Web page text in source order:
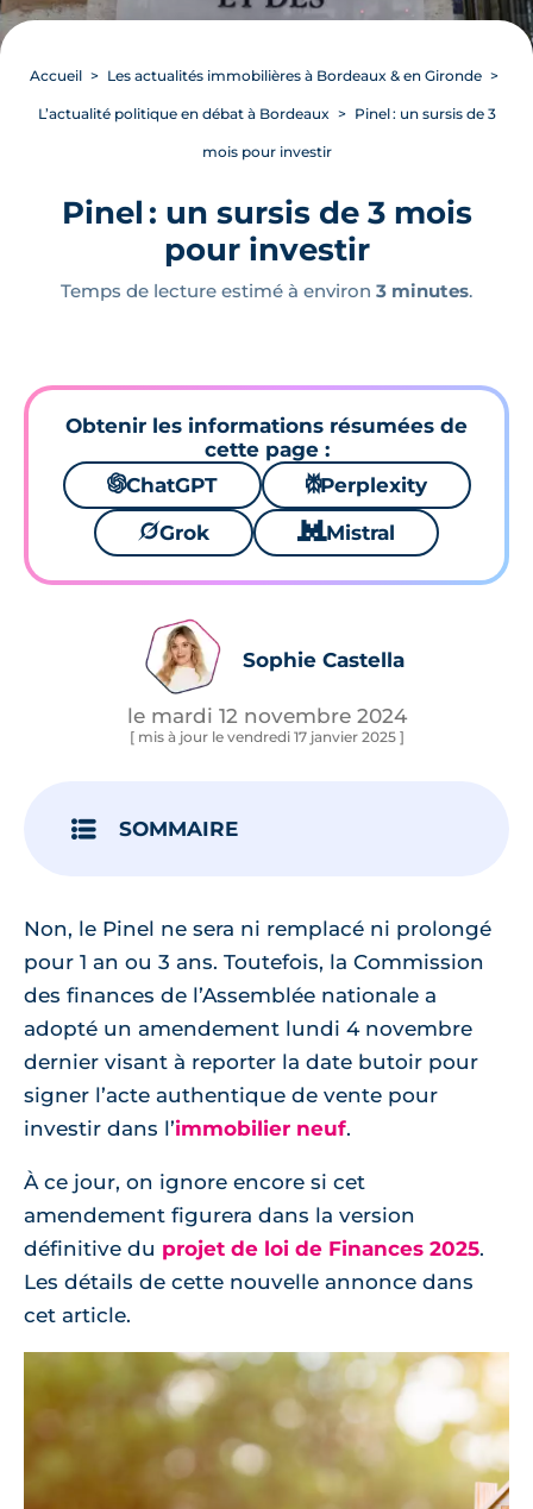
Accueil Les actualités immobilières à Bordeaux & en Gironde
L’actualité politique en débat à Bordeaux Pinel : un sursis de 3
mois pour investir
Pinel : un sursis de 3 mois
pour investir
Temps de lecture estimé à environ 3 minutes.
Obtenir les informations résumées de
cette page :
🌌ChatGPT ⚙Perplexity
🪐Grok 🐱 Mistral
Sophie Castella
le mardi 12 novembre 2024
[ mis à jour le vendredi 17 janvier 2025 ]
SOMMAIRE
Non, le Pinel ne sera ni remplacé ni prolongé
pour 1 an ou 3 ans. Toutefois, la Commission
des finances de l’Assemblée nationale a
adopté un amendement lundi 4 novembre
dernier visant à reporter la date butoir pour
signer l’acte authentique de vente pour
investir dans l’immobilier neuf.
À ce jour, on ignore encore si cet
amendement figurera dans la version
définitive du projet de loi de Finances 2025.
Les détails de cette nouvelle annonce dans
cet article.